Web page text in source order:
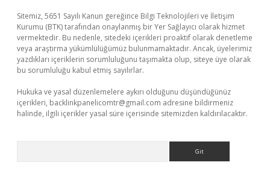
Sitemiz, 5651 Sayılı Kanun gereğince Bilgi Teknolojileri ve İletişim
Kurumu (BTK) tarafından onaylanmış bir Yer Sağlayıcı olarak hizmet
vermektedir. Bu nedenle, sitedeki içerikleri proaktif olarak denetleme
veya araştırma yükümlülüğümüz bulunmamaktadır. Ancak, üyelerimiz
yazdıkları içeriklerin sorumluluğunu taşımakta olup, siteye üye olarak
bu sorumluluğu kabul etmiş sayılırlar.
Hukuka ve yasal düzenlemelere aykırı olduğunu düşündüğünüz
içerikleri, backlinkpanelicomtr@gmail.com adresine bildirmeniz
halinde, ilgili içerikler yasal süre içerisinde sitemizden kaldırılacaktır.